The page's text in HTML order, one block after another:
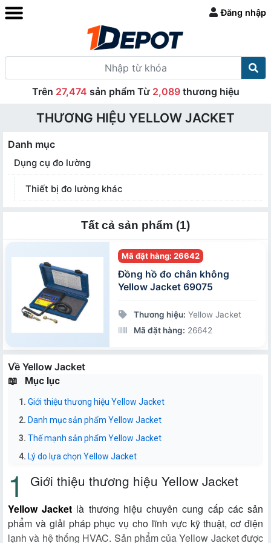
Đăng nhập
Trên 27,474 sản phẩm Từ 2,089thương hiệu
THƯƠNG HIỆU YELLOW JACKET
Danh mục
Dụng cụ đo lường
Thiết bị đo lường khác
Tất cả sản phẩm (1)
Mã đặt hàng: 26642
Đồng hồ đo chân không
Yellow Jacket 69075
Thương hiệu: Yellow Jacket
Mã đặt hàng: 26642
Về Yellow Jacket
Mục lục
Giới thiệu thương hiệu Yellow Jacket
Danh mục sản phẩm Yellow Jacket
Thế mạnh sản phẩm Yellow Jacket
Lý do lựa chọn Yellow Jacket
Giới thiệu thương hiệu Yellow Jacket
Yellow Jacket là thương hiệu chuyên cung cấp các sản
phẩm và giải pháp phục vụ cho lĩnh vực kỹ thuật, cơ điện
lạnh và hệ thống HVAC. Sản phẩm của Yellow Jacket được